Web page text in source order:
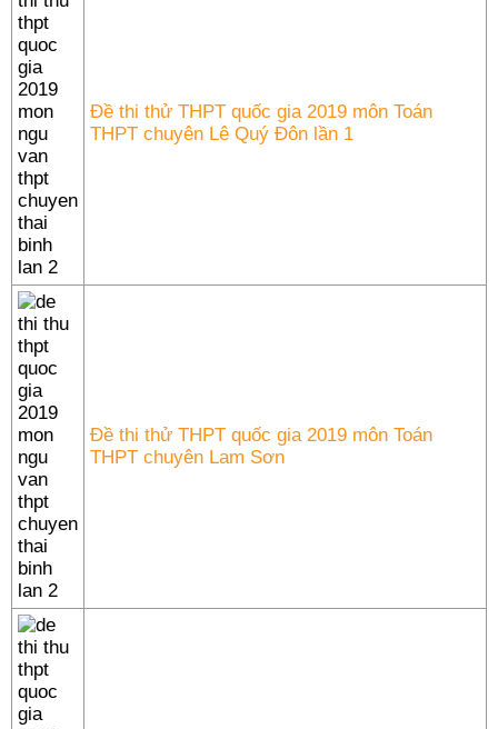
Đề thi thử THPT quốc gia 2019 môn Toán
THPT chuyên Lê Quý Đôn lần 1
Đề thi thử THPT quốc gia 2019 môn Toán
THPT chuyên Lam Sơn